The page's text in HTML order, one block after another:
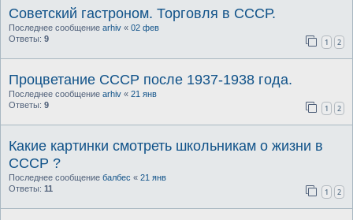
Советский гастроном. Торговля в СССР.
Последнее сообщение arhiv « 02 фев
Ответы: 9 1 2
Процветание СССР после 1937-1938 года.
Последнее сообщение arhiv « 21 янв
Ответы: 9 1 2
Какие картинки смотреть школьникам о жизни в
СССР ?
Последнее сообщение балбес « 21 янв
Ответы: 11 1 2